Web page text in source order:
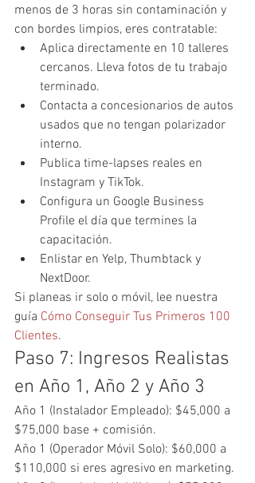
menos de 3 horas sin contaminación y
con bordes limpios, eres contratable:
Aplica directamente en 10 talleres
cercanos. Lleva fotos de tu trabajo
terminado.
Contacta a concesionarios de autos
usados que no tengan polarizador
interno.
Publica time-lapses reales en
Instagram y TikTok.
Configura un Google Business
Profile el día que termines la
capacitación.
Enlistar en Yelp, Thumbtack y
NextDoor.
Si planeas ir solo o móvil, lee nuestra
guía Cómo Conseguir Tus Primeros 100
Clientes.
Paso 7: Ingresos Realistas
en Año 1, Año 2 y Año 3
Año 1 (Instalador Empleado): $45,000 a
$75,000 base + comisión.
Año 1 (Operador Móvil Solo): $60,000 a
$110,000 si eres agresivo en marketing.